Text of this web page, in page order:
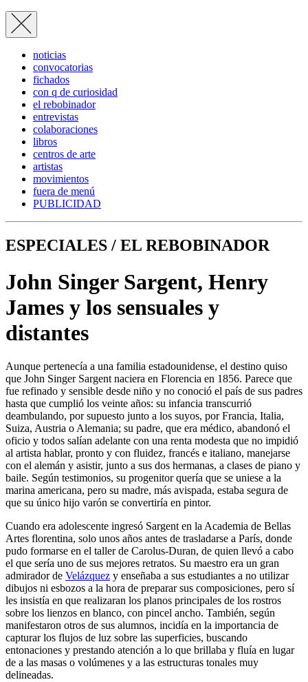
noticias
convocatorias
fichados
con q de curiosidad
el rebobinador
entrevistas
colaboraciones
libros
centros de arte
artistas
movimientos
fuera de menú
PUBLICIDAD
ESPECIALES / EL REBOBINADOR
John Singer Sargent, Henry
James y los sensuales y
distantes
Aunque pertenecía a una familia estadounidense, el destino quiso
que John Singer Sargent naciera en Florencia en 1856. Parece que
fue refinado y sensible desde niño y no conoció el país de sus padres
hasta que cumplió los veinte años: su infancia transcurrió
deambulando, por supuesto junto a los suyos, por Francia, Italia,
Suiza, Austria o Alemania; su padre, que era médico, abandonó el
oficio y todos salían adelante con una renta modesta que no impidió
al artista hablar, pronto y con fluidez, francés e italiano, manejarse
con el alemán y asistir, junto a sus dos hermanas, a clases de piano y
baile. Según testimonios, su progenitor quería que se uniese a la
marina americana, pero su madre, más avispada, estaba segura de
que su único hijo varón se convertiría en pintor.
Cuando era adolescente ingresó Sargent en la Academia de Bellas
Artes florentina, solo unos años antes de trasladarse a París, donde
pudo formarse en el taller de Carolus-Duran, de quien llevó a cabo
el que sería uno de sus mejores retratos. Su maestro era un gran
admirador de Velázquez y enseñaba a sus estudiantes a no utilizar
dibujos ni esbozos a la hora de preparar sus composiciones, pero sí
les insistía en que realizaran los planos principales de los rostros
sobre los lienzos en blanco, con pincel ancho. También, según
manifestaron otros de sus alumnos, incidía en la importancia de
capturar los flujos de luz sobre las superficies, buscando
entonaciones y prestando atención a lo que brillaba y fluía en lugar
de a las masas o volúmenes y a las estructuras tonales muy
delineadas.